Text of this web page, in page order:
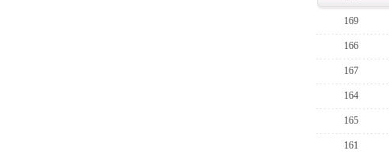
169
166
167
164
165
161